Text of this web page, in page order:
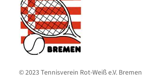
© 2023 Tennisverein Rot-Weiß e.V. Bremen